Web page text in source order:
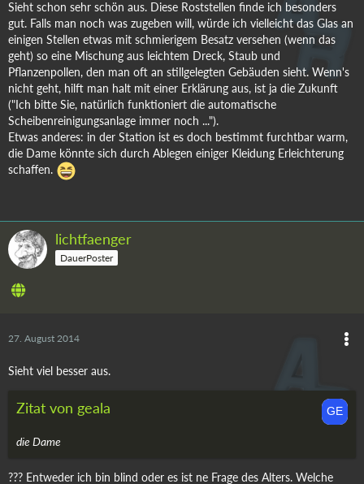
Sieht schon sehr schön aus. Diese Roststellen finde ich besonders
gut. Falls man noch was zugeben will, würde ich vielleicht das Glas an
einigen Stellen etwas mit schmierigem Besatz versehen (wenn das
geht) so eine Mischung aus leichtem Dreck, Staub und
Pflanzenpollen, den man oft an stillgelegten Gebäuden sieht. Wenn's
nicht geht, hilft man halt mit einer Erklärung aus, ist ja die Zukunft
("Ich bitte Sie, natürlich funktioniert die automatische
Scheibenreinigungsanlage immer noch ...").
Etwas anderes: in der Station ist es doch bestimmt furchtbar warm,
die Dame könnte sich durch Ablegen einiger Kleidung Erleichterung
schaffen.
lichtfaenger
DauerPoster
27. August 2014
Sieht viel besser aus.
Zitat von geala
die Dame
??? Entweder ich bin blind oder es ist ne Frage des Alters. Welche